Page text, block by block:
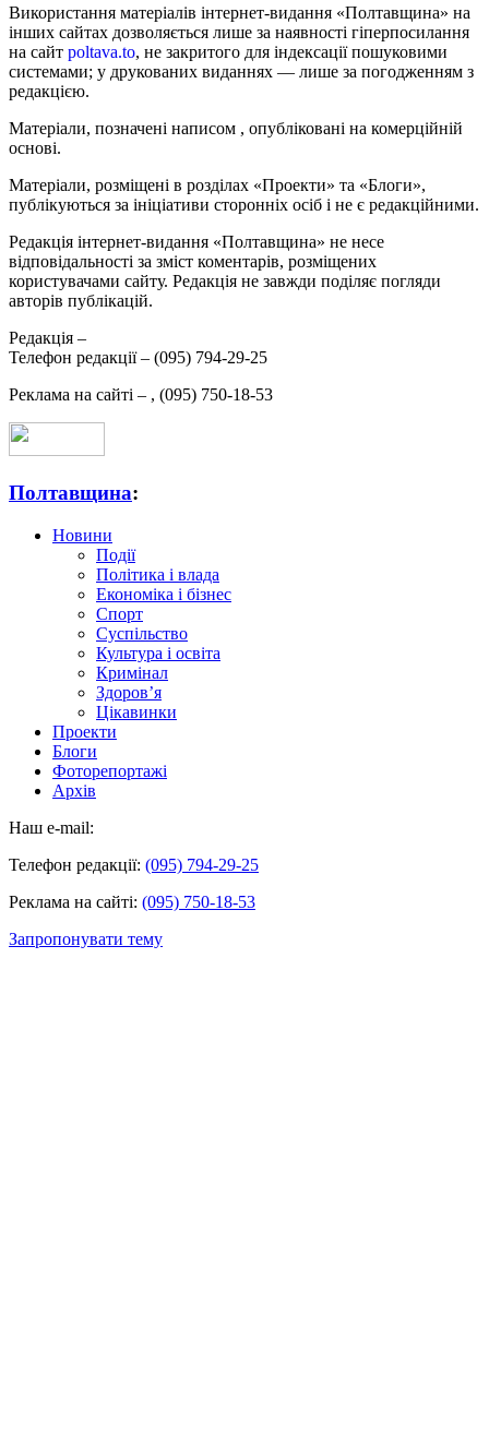
Використання матеріалів інтернет-видання «Полтавщина» на
інших сайтах дозволяється лише за наявності гіперпосилання
на сайт poltava.to, не закритого для індексації пошуковими
системами; у друкованих виданнях — лише за погодженням з
редакцією.
Матеріали, позначені написом , опубліковані на комерційній
основі.
Матеріали, розміщені в розділах «Проекти» та «Блоги»,
публікуються за ініціативи сторонніх осіб і не є редакційними.
Редакція інтернет-видання «Полтавщина» не несе
відповідальності за зміст коментарів, розміщених
користувачами сайту. Редакція не завжди поділяє погляди
авторів публікацій.
Редакція –
Телефон редакції – (095) 794-29-25
Реклама на сайті – , (095) 750-18-53
Полтавщина:
Новини
Події
Політика і влада
Економіка і бізнес
Спорт
Суспільство
Культура і освіта
Кримінал
Здоров’я
Цікавинки
Проекти
Блоги
Фоторепортажі
Архів
Наш e-mail:
Телефон редакції: (095) 794-29-25
Реклама на сайті: (095) 750-18-53
Запропонувати тему